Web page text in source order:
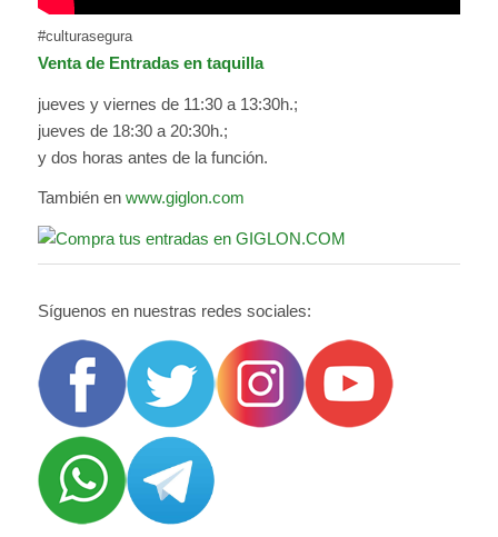
#culturasegura
Venta de Entradas en taquilla
jueves y viernes de 11:30 a 13:30h.;
jueves de 18:30 a 20:30h.;
y dos horas antes de la función.
También en www.giglon.com
Síguenos en nuestras redes sociales: